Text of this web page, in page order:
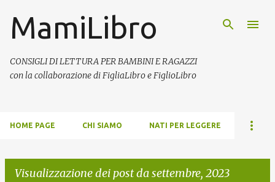
Passa ai contenuti principali
MamiLibro
CONSIGLI DI LETTURA PER BAMBINI E RAGAZZI
con la collaborazione di FigliaLibro e FiglioLibro
HOME PAGE CHI SIAMO NATI PER LEGGERE
Visualizzazione dei post da settembre, 2023